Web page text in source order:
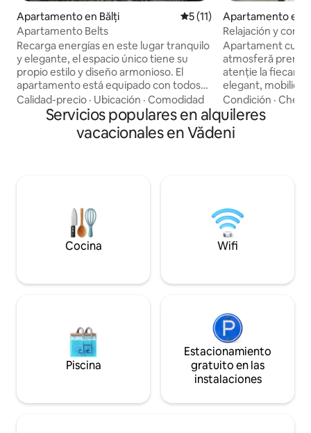
Apartamento en Bălți Calificación promedio: 5 de
5 (11)
Apartamento Belts
Recarga energías en este lugar tranquilo
y elegante, el espacio único tiene su
propio estilo y diseño armonioso. El
apartamento está equipado con todos
los estándares modernos,
electrodomésticos de alta calidad y una
sala de estar separada en el balcón que
te permitirá relajarte y disfrutar de la
Calidad-precio · Ubicación · Comodidad
Apartamento en
Relajación y
departamento
Apartament cu
atmosferă
atenție la fiecare
elegant, mobilier
lucru cochet
pentru relaxare,
business. O
perfectă pentru
Condición ·
Servicios populares en alquileres
vacacionales en Vădeni
Cocina Wifi
Piscina
Estacionamiento
gratuito en las
instalaciones